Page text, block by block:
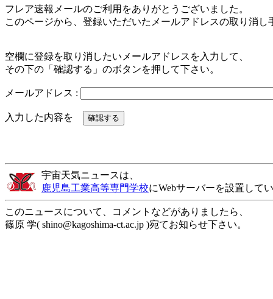
フレア速報メールのご利用をありがとうございました。
このページから、登録いただいたメールアドレスの取り消し
空欄に登録を取り消したいメールアドレスを入力して、
その下の「確認する」のボタンを押して下さい。
メールアドレス :
入力した内容を
宇宙天気ニュースは、
鹿児島工業高等専門学校にWebサーバーを設置して
このニュースについて、コメントなどがありましたら、
篠原 学( shino@kagoshima-ct.ac.jp )宛てお知らせ下さい。